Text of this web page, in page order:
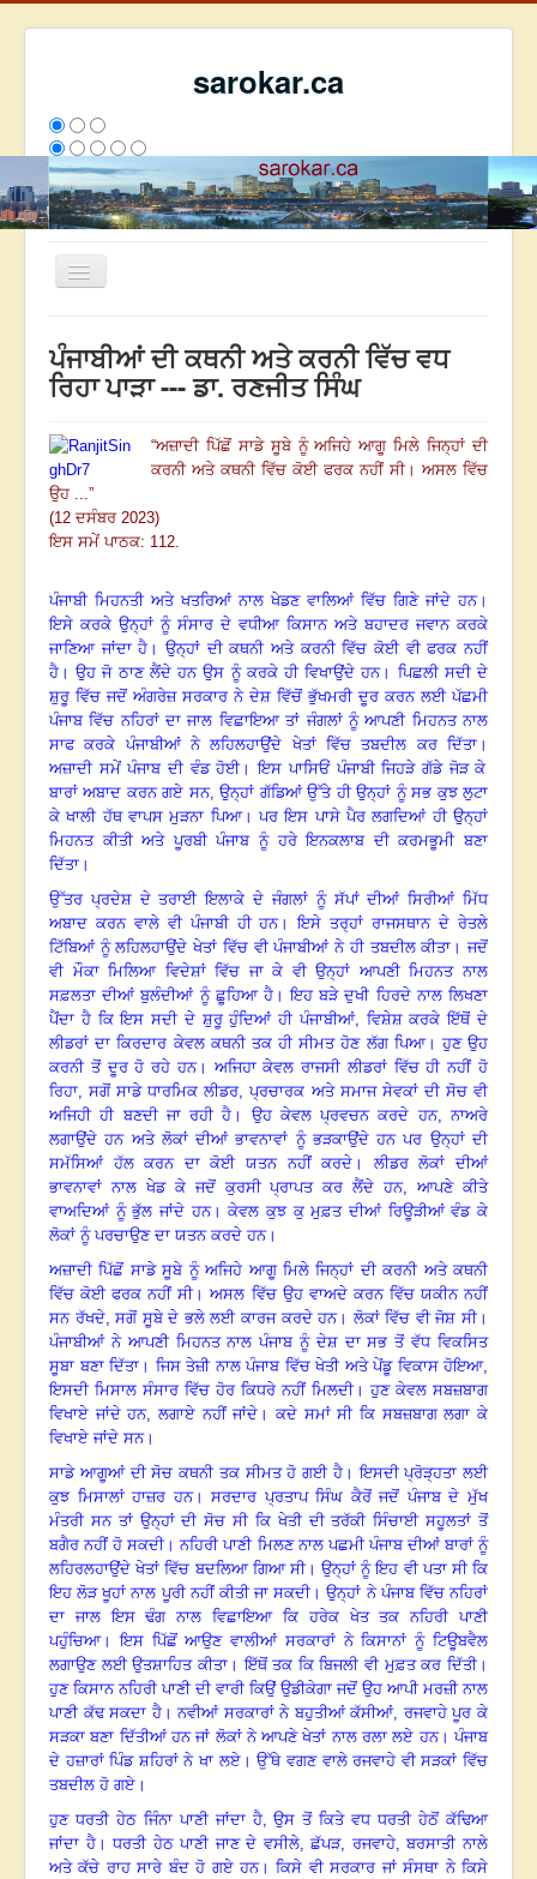
sarokar.ca
Toggle
ਰਚਨਾਵਾਂ
ਸੰਪਰਕ
We have 459 guests and no members online
2798437
ਪੰਜਾਬੀਆਂ ਦੀ ਕਥਨੀ ਅਤੇ ਕਰਨੀ ਵਿੱਚ ਵਧ
ਰਿਹਾ ਪਾੜਾ --- ਡਾ. ਰਣਜੀਤ ਸਿੰਘ
“ਅਜ਼ਾਦੀ ਪਿੱਛੋਂ ਸਾਡੇ ਸੂਬੇ ਨੂੰ ਅਜਿਹੇ ਆਗੂ ਮਿਲੇ ਜਿਨ੍ਹਾਂ ਦੀ
ਕਰਨੀ ਅਤੇ ਕਥਨੀ ਵਿੱਚ ਕੋਈ ਫਰਕ ਨਹੀਂ ਸੀ। ਅਸਲ ਵਿੱਚ
ਉਹ ...”
(12 ਦਸੰਬਰ 2023)
ਇਸ ਸਮੇਂ ਪਾਠਕ: 112.
ਪੰਜਾਬੀ ਮਿਹਨਤੀ ਅਤੇ ਖਤਰਿਆਂ ਨਾਲ ਖੇਡਣ ਵਾਲਿਆਂ ਵਿੱਚ ਗਿਣੇ ਜਾਂਦੇ ਹਨ।
ਇਸੇ ਕਰਕੇ ਉਨ੍ਹਾਂ ਨੂੰ ਸੰਸਾਰ ਦੇ ਵਧੀਆ ਕਿਸਾਨ ਅਤੇ ਬਹਾਦਰ ਜਵਾਨ ਕਰਕੇ
ਜਾਣਿਆ ਜਾਂਦਾ ਹੈ ।ਉਨ੍ਹਾਂ ਦੀ ਕਥਨੀ ਅਤੇ ਕਰਨੀ ਵਿੱਚ ਕੋਈ ਵੀ ਫਰਕ ਨਹੀਂ
ਹੈ ।ਉਹ ਜੋ ਠਾਣ ਲੈਂਦੇ ਹਨ ਉਸ ਨੂੰ ਕਰਕੇ ਹੀ ਵਿਖਾਉਂਦੇ ਹਨ। ਪਿਛਲੀ ਸਦੀ ਦੇ
ਸ਼ੁਰੂ ਵਿੱਚ ਜਦੋਂ ਅੰਗਰੇਜ਼ ਸਰਕਾਰ ਨੇ ਦੇਸ਼ ਵਿੱਚੋਂ ਭੁੱਖਮਰੀ ਦੂਰ ਕਰਨ ਲਈ ਪੱਛਮੀ
ਪੰਜਾਬ ਵਿੱਚ ਨਹਿਰਾਂ ਦਾ ਜਾਲ ਵਿਛਾਇਆ ਤਾਂ ਜੰਗਲਾਂ ਨੂੰ ਆਪਣੀ ਮਿਹਨਤ ਨਾਲ
ਸਾਫ ਕਰਕੇ ਪੰਜਾਬੀਆਂ ਨੇ ਲਹਿਲਹਾਉਂਦੇ ਖੇਤਾਂ ਵਿੱਚ ਤਬਦੀਲ ਕਰ ਦਿੱਤਾ ।
ਅਜ਼ਾਦੀ ਸਮੇਂ ਪੰਜਾਬ ਦੀ ਵੰਡ ਹੋਈ।ਇਸ ਪਾਸਿਓਂ ਪੰਜਾਬੀ ਜਿਹੜੇ ਗੱਡੇ ਜੋੜ ਕੇ
ਬਾਰਾਂ ਅਬਾਦ ਕਰਨ ਗਏ ਸਨ, ਉਨ੍ਹਾਂ ਗੱਡਿਆਂ ਉੱਤੇ ਹੀ ਉਨ੍ਹਾਂ ਨੂੰ ਸਭ ਕੁਝ ਲੁਟਾ
ਕੇ ਖਾਲੀ ਹੱਥ ਵਾਪਸ ਮੁੜਨਾ ਪਿਆ।ਪਰ ਇਸ ਪਾਸੇ ਪੈਰ ਲਗਦਿਆਂ ਹੀ ਉਨ੍ਹਾਂ
ਮਿਹਨਤ ਕੀਤੀ ਅਤੇ ਪੂਰਬੀ ਪੰਜਾਬ ਨੂੰ ਹਰੇ ਇਨਕਲਾਬ ਦੀ ਕਰਮਭੂਮੀ ਬਣਾ
ਦਿੱਤਾ ।
ਉੱਤਰ ਪ੍ਰਦੇਸ਼ ਦੇ ਤਰਾਈ ਇਲਾਕੇ ਦੇ ਜੰਗਲਾਂ ਨੂੰ ਸੱਪਾਂ ਦੀਆਂ ਸਿਰੀਆਂ ਮਿੱਧ
ਅਬਾਦ ਕਰਨ ਵਾਲੇ ਵੀ ਪੰਜਾਬੀ ਹੀ ਹਨ।ਇਸੇ ਤਰ੍ਹਾਂ ਰਾਜਸਥਾਨ ਦੇ ਰੇਤਲੇ
ਟਿੱਬਿਆਂ ਨੂੰ ਲਹਿਲਹਾਉਂਦੇ ਖੇਤਾਂ ਵਿੱਚ ਵੀ ਪੰਜਾਬੀਆਂ ਨੇ ਹੀ ਤਬਦੀਲ ਕੀਤਾ ।ਜਦੋਂ
ਵੀ ਮੌਕਾ ਮਿਲਿਆ ਵਿਦੇਸ਼ਾਂ ਵਿੱਚ ਜਾ ਕੇ ਵੀ ਉਨ੍ਹਾਂ ਆਪਣੀ ਮਿਹਨਤ ਨਾਲ
ਸਫ਼ਲਤਾ ਦੀਆਂ ਬੁਲੰਦੀਆਂ ਨੂੰ ਛੂਹਿਆ ਹੈ।ਇਹ ਬੜੇ ਦੁਖੀ ਹਿਰਦੇ ਨਾਲ ਲਿਖਣਾ
ਪੈਂਦਾ ਹੈ ਕਿ ਇਸ ਸਦੀ ਦੇ ਸ਼ੁਰੂ ਹੁੰਦਿਆਂ ਹੀ ਪੰਜਾਬੀਆਂ, ਵਿਸ਼ੇਸ਼ ਕਰਕੇ ਇੱਥੋਂ ਦੇ
ਲੀਡਰਾਂ ਦਾ ਕਿਰਦਾਰ ਕੇਵਲ ਕਥਨੀ ਤਕ ਹੀ ਸੀਮਤ ਹੋਣ ਲੱਗ ਪਿਆ। ਹੁਣ ਉਹ
ਕਰਨੀ ਤੋਂ ਦੂਰ ਹੋ ਰਹੇ ਹਨ। ਅਜਿਹਾ ਕੇਵਲ ਰਾਜਸੀ ਲੀਡਰਾਂ ਵਿੱਚ ਹੀ ਨਹੀਂ ਹੋ
ਰਿਹਾ, ਸਗੋਂ ਸਾਡੇ ਧਾਰਮਿਕ ਲੀਡਰ, ਪ੍ਰਚਾਰਕ ਅਤੇ ਸਮਾਜ ਸੇਵਕਾਂ ਦੀ ਸੋਚ ਵੀ
ਅਜਿਹੀ ਹੀ ਬਣਦੀ ਜਾ ਰਹੀ ਹੈ । ਉਹ ਕੇਵਲ ਪ੍ਰਵਚਨ ਕਰਦੇ ਹਨ, ਨਾਅਰੇ
ਲਗਾਉਂਦੇ ਹਨ ਅਤੇ ਲੋਕਾਂ ਦੀਆਂ ਭਾਵਨਾਵਾਂ ਨੂੰ ਭੜਕਾਉਂਦੇ ਹਨ ਪਰ ਉਨ੍ਹਾਂ ਦੀ
ਸਮੱਸਿਆਂ ਹੱਲ ਕਰਨ ਦਾ ਕੋਈ ਯਤਨ ਨਹੀਂ ਕਰਦੇ । ਲੀਡਰ ਲੋਕਾਂ ਦੀਆਂ
ਭਾਵਨਾਵਾਂ ਨਾਲ ਖੇਡ ਕੇ ਜਦੋਂ ਕੁਰਸੀ ਪ੍ਰਾਪਤ ਕਰ ਲੈਂਦੇ ਹਨ, ਆਪਣੇ ਕੀਤੇ
ਵਾਅਦਿਆਂ ਨੂੰ ਭੁੱਲ ਜਾਂਦੇ ਹਨ।ਕੇਵਲ ਕੁਝ ਕੁ ਮੁਫ਼ਤ ਦੀਆਂ ਰਿਊੜੀਆਂ ਵੰਡ ਕੇ
ਲੋਕਾਂ ਨੂੰ ਪਰਚਾਉਣ ਦਾ ਯਤਨ ਕਰਦੇ ਹਨ।
ਅਜ਼ਾਦੀ ਪਿੱਛੋਂ ਸਾਡੇ ਸੂਬੇ ਨੂੰ ਅਜਿਹੇ ਆਗੂ ਮਿਲੇ ਜਿਨ੍ਹਾਂ ਦੀ ਕਰਨੀ ਅਤੇ ਕਥਨੀ
ਵਿੱਚ ਕੋਈ ਫਰਕ ਨਹੀਂ ਸੀ।ਅਸਲ ਵਿੱਚ ਉਹ ਵਾਅਦੇ ਕਰਨ ਵਿੱਚ ਯਕੀਨ ਨਹੀਂ
ਸਨ ਰੱਖਦੇ, ਸਗੋਂ ਸੂਬੇ ਦੇ ਭਲੇ ਲਈ ਕਾਰਜ ਕਰਦੇ ਹਨ। ਲੋਕਾਂ ਵਿੱਚ ਵੀ ਜੋਸ਼ ਸੀ।
ਪੰਜਾਬੀਆਂ ਨੇ ਆਪਣੀ ਮਿਹਨਤ ਨਾਲ ਪੰਜਾਬ ਨੂੰ ਦੇਸ਼ ਦਾ ਸਭ ਤੋਂ ਵੱਧ ਵਿਕਸਿਤ
ਸੂਬਾ ਬਣਾ ਦਿੱਤਾ । ਜਿਸ ਤੇਜ਼ੀ ਨਾਲ ਪੰਜਾਬ ਵਿੱਚ ਖੇਤੀ ਅਤੇ ਪੇਂਡੂ ਵਿਕਾਸ ਹੋਇਆ,
ਇਸਦੀ ਮਿਸਾਲ ਸੰਸਾਰ ਵਿੱਚ ਹੋਰ ਕਿਧਰੇ ਨਹੀਂ ਮਿਲਦੀ। ਹੁਣ ਕੇਵਲ ਸਬਜ਼ਬਾਗ
ਵਿਖਾਏ ਜਾਂਦੇ ਹਨ, ਲਗਾਏ ਨਹੀਂ ਜਾਂਦੇ ।ਕਦੇ ਸਮਾਂ ਸੀ ਕਿ ਸਬਜ਼ਬਾਗ ਲਗਾ ਕੇ
ਵਿਖਾਏ ਜਾਂਦੇ ਸਨ।
ਸਾਡੇ ਆਗੂਆਂ ਦੀ ਸੋਚ ਕਥਨੀ ਤਕ ਸੀਮਤ ਹੋ ਗਈ ਹੈ। ਇਸਦੀ ਪ੍ਰੋੜ੍ਹਤਾ ਲਈ
ਕੁਝ ਮਿਸਾਲਾਂ ਹਾਜ਼ਰ ਹਨ। ਸਰਦਾਰ ਪ੍ਰਤਾਪ ਸਿੰਘ ਕੈਰੋਂ ਜਦੋਂ ਪੰਜਾਬ ਦੇ ਮੁੱਖ
ਮੰਤਰੀ ਸਨ ਤਾਂ ਉਨ੍ਹਾਂ ਦੀ ਸੋਚ ਸੀ ਕਿ ਖੇਤੀ ਦੀ ਤਰੱਕੀ ਸਿੰਚਾਈ ਸਹੂਲਤਾਂ ਤੋਂ
ਬਗੈਰ ਨਹੀਂ ਹੋ ਸਕਦੀ।ਨਹਿਰੀ ਪਾਣੀ ਮਿਲਣ ਨਾਲ ਪਛਮੀ ਪੰਜਾਬ ਦੀਆਂ ਬਾਰਾਂ ਨੂੰ
ਲਹਿਰਲਹਾਉਂਦੇ ਖੇਤਾਂ ਵਿੱਚ ਬਦਲਿਆ ਗਿਆ ਸੀ।ਉਨ੍ਹਾਂ ਨੂੰ ਇਹ ਵੀ ਪਤਾ ਸੀ ਕਿ
ਇਹ ਲੋੜ ਖੂਹਾਂ ਨਾਲ ਪੂਰੀ ਨਹੀਂ ਕੀਤੀ ਜਾ ਸਕਦੀ।ਉਨ੍ਹਾਂ ਨੇ ਪੰਜਾਬ ਵਿੱਚ ਨਹਿਰਾਂ
ਦਾ ਜਾਲ ਇਸ ਢੰਗ ਨਾਲ ਵਿਛਾਇਆ ਕਿ ਹਰੇਕ ਖੇਤ ਤਕ ਨਹਿਰੀ ਪਾਣੀ
ਪਹੁੰਚਿਆ।ਇਸ ਪਿੱਛੋਂ ਆਉਣ ਵਾਲੀਆਂ ਸਰਕਾਰਾਂ ਨੇ ਕਿਸਾਨਾਂ ਨੂੰ ਟਿਊਬਵੈਲ
ਲਗਾਉਣ ਲਈ ਉਤਸ਼ਾਹਿਤ ਕੀਤਾ। ਇੱਥੋਂ ਤਕ ਕਿ ਬਿਜਲੀ ਵੀ ਮੁਫ਼ਤ ਕਰ ਦਿੱਤੀ।
ਹੁਣ ਕਿਸਾਨ ਨਹਿਰੀ ਪਾਣੀ ਦੀ ਵਾਰੀ ਕਿਉਂ ਉਡੀਕੇਗਾ ਜਦੋਂ ਉਹ ਆਪੀ ਮਰਜ਼ੀ ਨਾਲ
ਪਾਣੀ ਕੱਢ ਸਕਦਾ ਹੈ।ਨਵੀਆਂ ਸਰਕਾਰਾਂ ਨੇ ਬਹੁਤੀਆਂ ਕੱਸੀਆਂ, ਰਜਵਾਹੇ ਪੂਰ ਕੇ
ਸੜਕਾ ਬਣਾ ਦਿੱਤੀਆਂ ਹਨ ਜਾਂ ਲੋਕਾਂ ਨੇ ਆਪਣੇ ਖੇਤਾਂ ਨਾਲ ਰਲਾ ਲਏ ਹਨ।ਪੰਜਾਬ
ਦੇ ਹਜ਼ਾਰਾਂ ਪਿੰਡ ਸ਼ਹਿਰਾਂ ਨੇ ਖਾ ਲਏ। ਉੱਥੇ ਵਗਣ ਵਾਲੇ ਰਜਵਾਹੇ ਵੀ ਸੜਕਾਂ ਵਿੱਚ
ਤਬਦੀਲ ਹੋ ਗਏ ।
ਹੁਣ ਧਰਤੀ ਹੇਠ ਜਿੰਨਾ ਪਾਣੀ ਜਾਂਦਾ ਹੈ, ਉਸ ਤੋਂ ਕਿਤੇ ਵਧ ਧਰਤੀ ਹੇਠੋਂ ਕੱਢਿਆ
ਜਾਂਦਾ ਹੈ।ਧਰਤੀ ਹੇਠ ਪਾਣੀ ਜਾਣ ਦੇ ਵਸੀਲੇ, ਛੱਪੜ, ਰਜਵਾਹੇ, ਬਰਸਾਤੀ ਨਾਲੇ
ਅਤੇ ਕੱਚੇ ਰਾਹ ਸਾਰੇ ਬੰਦ ਹੋ ਗਏ ਹਨ।ਕਿਸੇ ਵੀ ਸਰਕਾਰ ਜਾਂ ਸੰਸਥਾ ਨੇ ਕਿਸੇ